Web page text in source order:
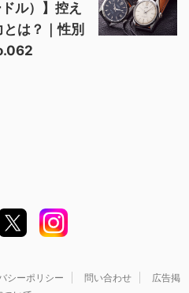
ル）】控え
は？｜性別
シーポリシー 問い合わせ
広告掲